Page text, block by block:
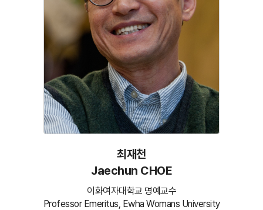
최재천
Jaechun CHOE
이화여자대학교 명예교수
Professor Emeritus, Ewha Womans University